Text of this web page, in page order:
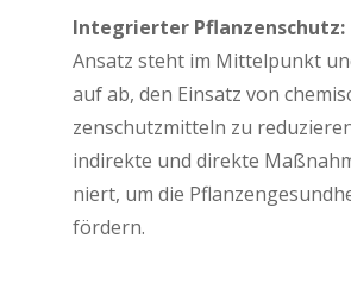
Inte­grier­ter Pflan­zen­schutz:
Ansatz steht im Mit­tel­punkt
auf ab, den Ein­satz von
zen­schutz­mit­teln zu
indi­rek­te und direk­te
niert, um die
fördern.